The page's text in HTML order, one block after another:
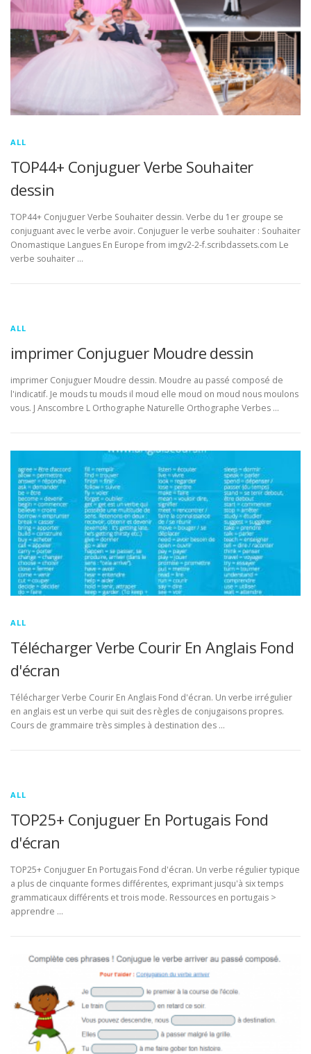
ALL
TOP44+ Conjuguer Verbe Souhaiter
dessin
TOP44+ Conjuguer Verbe Souhaiter dessin. Verbe du 1er groupe se
conjuguant avec le verbe avoir. Conjuguer le verbe souhaiter : Souhaiter
Onomastique Langues En Europe from imgv2-2-f.scribdassets.com Le
verbe souhaiter …
ALL
imprimer Conjuguer Moudre dessin
imprimer Conjuguer Moudre dessin. Moudre au passé composé de
l'indicatif. Je mouds tu mouds il moud elle moud on moud nous moulons
vous. J Anscombre L Orthographe Naturelle Orthographe Verbes …
ALL
Télécharger Verbe Courir En Anglais Fond
d'écran
Télécharger Verbe Courir En Anglais Fond d'écran. Un verbe irrégulier
en anglais est un verbe qui suit des règles de conjugaisons propres.
Cours de grammaire très simples à destination des …
ALL
TOP25+ Conjuguer En Portugais Fond
d'écran
TOP25+ Conjuguer En Portugais Fond d'écran. Un verbe régulier typique
a plus de cinquante formes différentes, exprimant jusqu'à six temps
grammaticaux différents et trois mode. Ressources en portugais >
apprendre …